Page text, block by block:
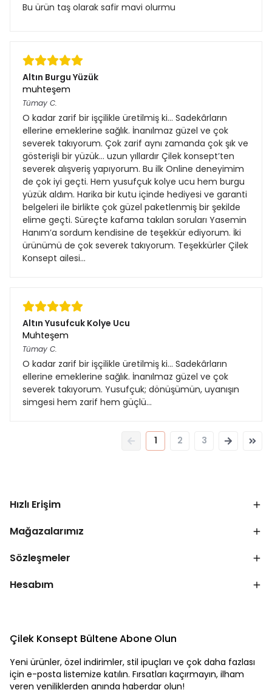
Bu ürün taş olarak safir mavi olurmu
Altın Burgu Yüzük
muhteşem
Tümay C.
O kadar zarif bir işçilikle üretilmiş ki... Sadekârların
ellerine emeklerine sağlık. İnanılmaz güzel ve çok
severek takıyorum. Çok zarif aynı zamanda çok şık ve
gösterişli bir yüzük… uzun yıllardır Çilek konsept’ten
severek alışveriş yapıyorum. Bu ilk Online deneyimim
de çok iyi geçti. Hem yusufçuk kolye ucu hem burgu
yüzük aldım. Harika bir kutu içinde hediyesi ve garanti
belgeleri ile birlikte çok güzel paketlenmiş bir şekilde
elime geçti. Süreçte kafama takılan soruları Yasemin
Hanım’a sordum kendisine de teşekkür ediyorum. İki
ürünümü de çok severek takıyorum. Teşekkürler Çilek
Konsept ailesi…
Altın Yusufcuk Kolye Ucu
Muhteşem
Tümay C.
O kadar zarif bir işçilikle üretilmiş ki... Sadekârların
ellerine emeklerine sağlık. İnanılmaz güzel ve çok
severek takıyorum. Yusufçuk; dönüşümün, uyanışın
simgesi hem zarif hem güçlü…
1 2 3
Hızlı Erişim
Mağazalarımız
Sözleşmeler
Hesabım
Çilek Konsept Bültene Abone Olun
Yeni ürünler, özel indirimler, stil ipuçları ve çok daha fazlası
için e-posta listemize katılın. Fırsatları kaçırmayın, ilham
veren yeniliklerden anında haberdar olun!